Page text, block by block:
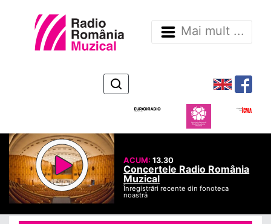
Mai mult ...
ACUM:13.30
Concertele Radio România
Muzical
Înregistrări recente din fonoteca
noastră